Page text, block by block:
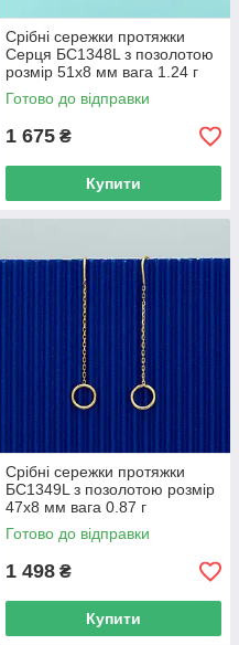
Срібні сережки протяжки
Серця БС1348L з позолотою
розмір 51х8 мм вага 1.24 г
Готово до відправки
1 675 ₴
Купити
Срібні сережки протяжки
БС1349L з позолотою розмір
47х8 мм вага 0.87 г
Готово до відправки
1 498 ₴
Купити